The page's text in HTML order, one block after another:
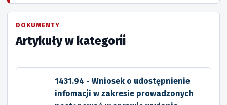
DOKUMENTY
Artykuły w kategorii
1431.94 - Wniosek o udostępnienie
infomacji w zakresie prowadzonych